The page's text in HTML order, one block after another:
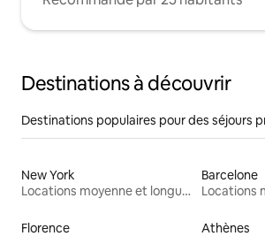
Destinations à découvrir
Destinations populaires pour des séjours
New York
Locations moyenne et longue durée
Barcelone
Florence
Athènes